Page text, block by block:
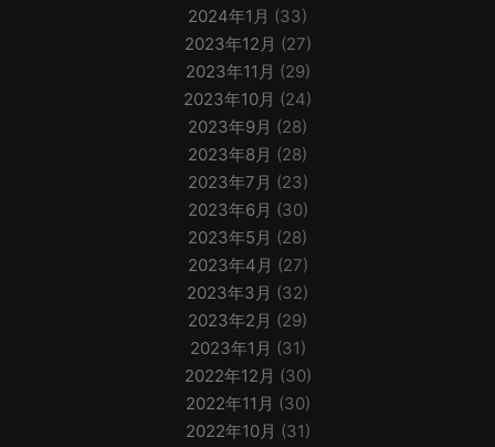
2024年1月 (33)
2023年12月 (27)
2023年11月 (29)
2023年10月 (24)
2023年9月 (28)
2023年8月 (28)
2023年7月 (23)
2023年6月 (30)
2023年5月 (28)
2023年4月 (27)
2023年3月 (32)
2023年2月 (29)
2023年1月 (31)
2022年12月 (30)
2022年11月 (30)
2022年10月 (31)